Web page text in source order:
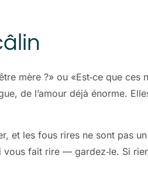
mère ?» ou «Est‑ce que
de l’amour déjà énorme.
et les fous rires ne sont pas
fait rire — gardez‑le. Si